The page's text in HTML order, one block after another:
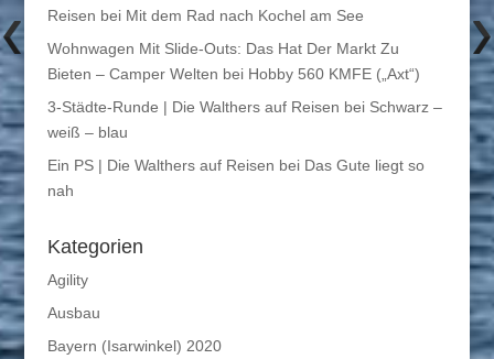
Reisen bei Mit dem Rad nach Kochel am See
Wohnwagen Mit Slide-Outs: Das Hat Der Markt Zu
Bieten – Camper Welten bei Hobby 560 KMFE („Axt“)
3-Städte-Runde | Die Walthers auf Reisen bei Schwarz –
weiß – blau
Ein PS | Die Walthers auf Reisen bei Das Gute liegt so
nah
Kategorien
Agility
Ausbau
Bayern (Isarwinkel) 2020